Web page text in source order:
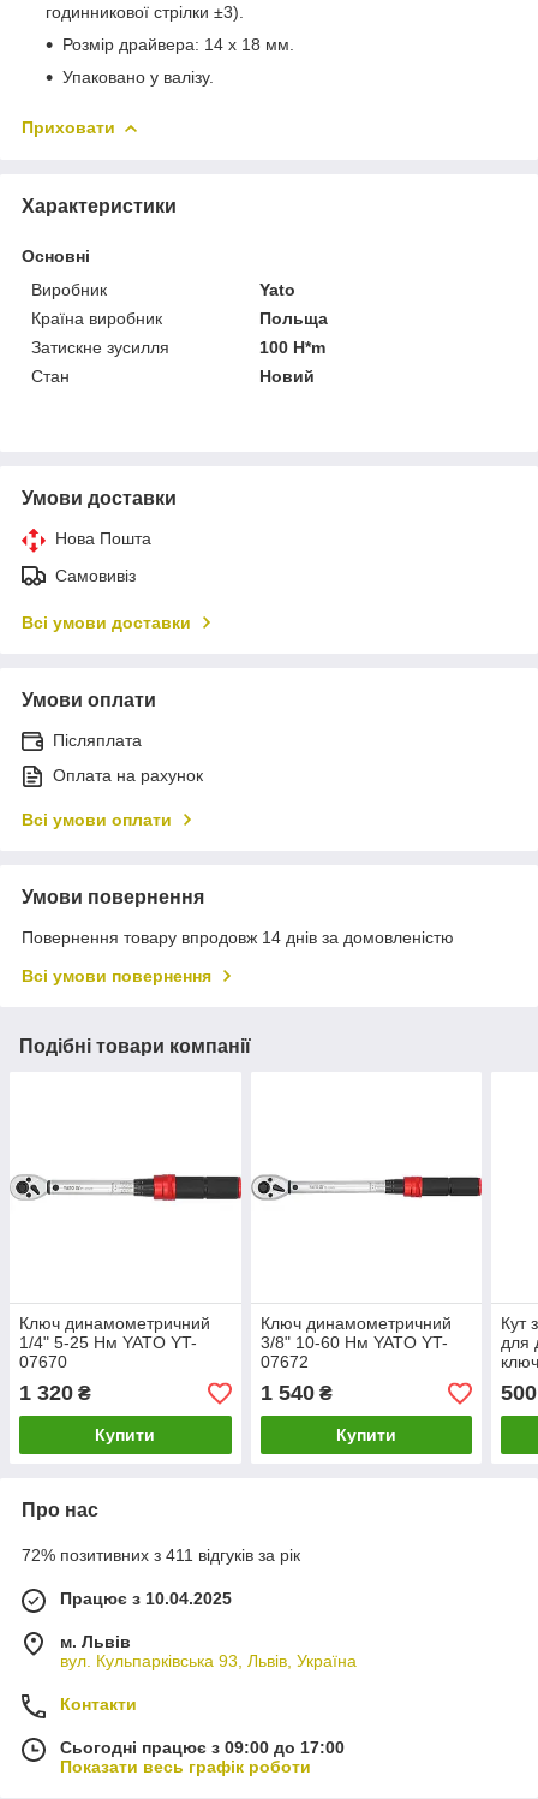
годинникової стрілки ±3).
Розмір драйвера: 14 x 18 мм.
Упаковано у валізу.
Приховати
Характеристики
Основні
Виробник
Yato
Країна виробник
Польща
Затискне зусилля
100 H*m
Стан
Новий
Умови доставки
Нова Пошта
Самовивіз
Всі умови доставки
Умови оплати
Післяплата
Оплата на рахунок
Всі умови оплати
Умови повернення
Повернення товару впродовж 14 днів за домовленістю
Всі умови повернення
Подібні товари компанії
Ключ динамометричний
1/4" 5-25 Нм YATO YT-
07670
1 320 ₴
Купити
Ключ динамометричний
3/8" 10-60 Нм YATO YT-
07672
1 540₴
Купити
Кут
для
500
Про нас
72% позитивних з 411 відгуків за рік
Працює з 10.04.2025
м. Львів
вул. Кульпарківська 93, Львів, Україна
Контакти
Сьогодні працює з 09:00 до 17:00
Показати весь графік роботи